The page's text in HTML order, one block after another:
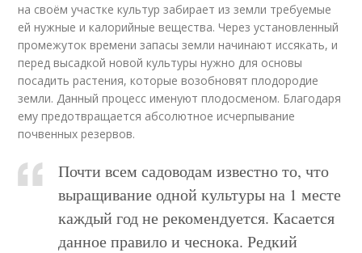
на своём участке культур забирает из земли требуемые
ей нужные и калорийные вещества. Через установленный
промежуток времени запасы земли начинают иссякать, и
перед высадкой новой культуры нужно для основы
посадить растения, которые возобновят плодородие
земли. Данный процесс именуют плодосменом. Благодаря
ему предотвращается абсолютное исчерпывание
почвенных резервов.
Почти всем садоводам известно то, что
выращивание одной культуры на 1 месте
каждый год не рекомендуется. Касается
данное правило и чеснока. Редкий